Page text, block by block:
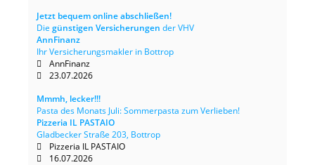
Jetzt bequem online abschließen!
Die günstigen Versicherungen der VHV
AnnFinanz
Ihr Versicherungsmakler in Bottrop
AnnFinanz
23.07.2026
Mmmh, lecker!!!
Pasta des Monats Juli: Sommerpasta zum Verlieben!
Pizzeria IL PASTAIO
Gladbecker Straße 203, Bottrop
Pizzeria IL PASTAIO
16.07.2026